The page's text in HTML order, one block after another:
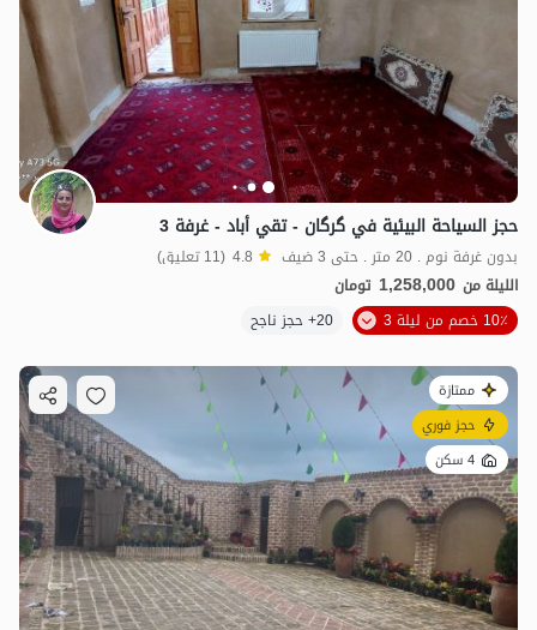
حجز السياحة البيئية في گرگان - تقي أباد - غرفة 3
بدون غرفة نوم . 20 متر . حتى 3 ضيف 4.8 (11 تعليق)
الليلة من 1,258,000 تومان
10٪ خصم من ليلة 3
20+ حجز ناجح
ممتازة
حجز فوري
4 سكن